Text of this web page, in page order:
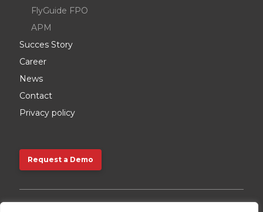
FlyGuide FPO
APM
Succes Story
Career
News
Contact
Privacy policy
Request a Demo
Request a Demo